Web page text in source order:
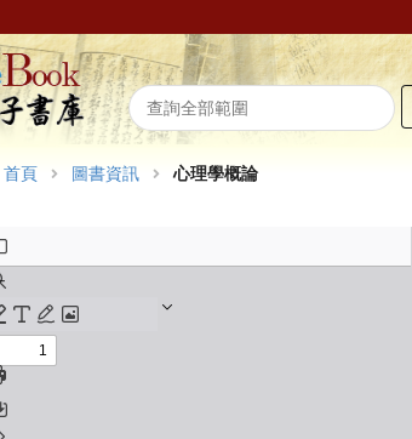
首頁 圖書資訊 心理學概論